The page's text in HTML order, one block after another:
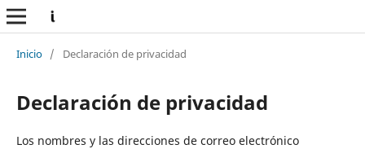
Inicio / Declaración de privacidad
Declaración de privacidad
Los nombres y las direcciones de correo electrónico